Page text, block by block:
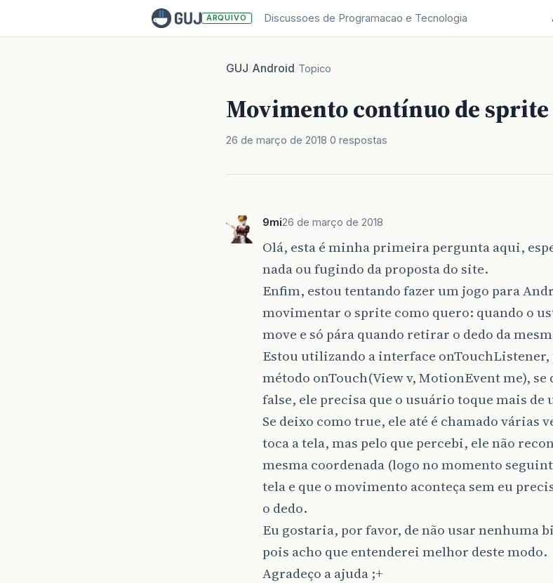
ARQUIVO Discussoes de Programacao e Tecnologia
GUJ/Android/Topico
Movimento contínuo de
26 de março de 2018 0 respostas
9mi26 de março de 2018
Olá, esta é minha primeira pergunta aqui,
nada ou fugindo da proposta do site.
Enfim, estou tentando fazer um jogo para
movimentar o sprite como quero: quando o
move e só pára quando retirar o dedo da
Estou utilizando a interface onTouchListener,
método onTouch(View v, MotionEvent me),
false, ele precisa que o usuário toque mais de
Se deixo como true, ele até é chamado várias
toca a tela, mas pelo que percebi, ele não
mesma coordenada (logo no momento
tela e que o movimento aconteça sem eu
o dedo.
Eu gostaria, por favor, de não usar nenhuma
pois acho que entenderei melhor deste modo.
Agradeço a ajuda ;+